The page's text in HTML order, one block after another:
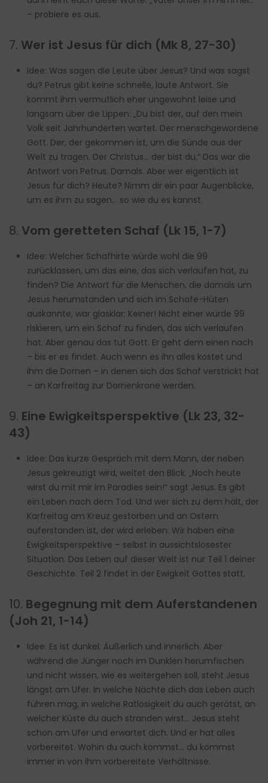
– probiere es aus.
7. Wer ist Jesus für dich (Mk 8, 27-30)
Idee: Was sagen die Leute über Jesus? Und was sagst
du? Petrus gibt keine schnelle, laute Antwort. Sie
kommt ihm vermutlich eher ungewohnt leise und
langsam über die Lippen: „Du bist der, auf den mein
Volk seit Jahrhunderten wartet. Der menschgewordene
Gott. Der, der gekommen ist, um die Sünde aus der
Welt zu tragen. Der Christus… der bist du.“ Das war die
Antwort von Petrus. Damals. Aber wer eigentlich ist
Jesus für dich? Heute? Nimm dir ein paar Augenblicke,
um es ihm zu sagen… so wie du es kannst.
8. Vom geretteten Schaf (Lk 15, 1-7)
Idee: Welcher Schafhirte würde wohl die 99
zurücklassen, um das eine, das sich verlaufen hat, zu
finden? Die Antwort für die Menschen, die damals um
Jesus herumstanden und sich im Schafe-Hüten
auskannte, war glasklar: Keiner! Nicht einer würde 99
riskieren, um ein Schaf zu finden, das sich verlaufen
hat. Aber genau das tut Gott. Er geht dem einen nach
– bis er es findet. Auch wenn es ihn alles kostet und
ihm die Dornen – in denen sich das Schaf verstrickt hat
– an Karfreitag zur Dornenkrone werden.
9. Eine Ewigkeitsperspektive (Lk 23, 32-
43)
Idee: Das kurze Gespräch mit dem Mann, der neben
Jesus gekreuzigt wird, weitet den Blick. „Noch heute
wirst du mit mir im Paradies sein!“ sagt Jesus. Es gibt
ein Leben nach dem Tod. Und wer sich zu dem hält, der
Karfreitag am Kreuz gestorben und an Ostern
auferstanden ist, der wird erleben: Wir haben eine
Ewigkeitsperspektive – selbst in aussichtslosester
Situation. Das Leben auf dieser Welt ist nur Teil 1 deiner
Geschichte. Teil 2 findet in der Ewigkeit Gottes statt.
10. Begegnung mit dem Auferstandenen
(Joh 21, 1-14)
Idee: Es ist dunkel. Äußerlich und innerlich. Aber
während die Jünger noch im Dunklen herumfischen
und nicht wissen, wie es weitergehen soll, steht Jesus
längst am Ufer. In welche Nächte dich das Leben auch
führen mag, in welche Ratlosigkeit du auch gerätst, an
welcher Küste du auch stranden wirst… Jesus steht
schon am Ufer und erwartet dich. Und er hat alles
vorbereitet. Wohin du auch kommst… du kommst
immer in von ihm vorbereitete Verhältnisse.